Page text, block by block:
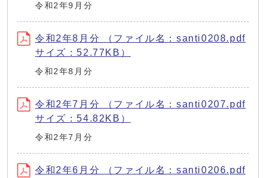
令和2年9月分
令和2年8月分 （ファイル名：santi0208.pdf
サイズ：52.77KB）
令和2年8月分
令和2年7月分 （ファイル名：santi0207.pdf
サイズ：54.82KB）
令和2年7月分
令和2年6月分 （ファイル名：santi0206.pdf